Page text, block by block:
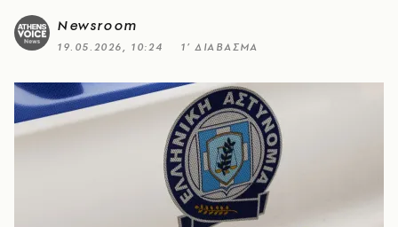
Newsroom
19.05.2026, 10:24 1’ ΔΙΑΒΑΣΜΑ